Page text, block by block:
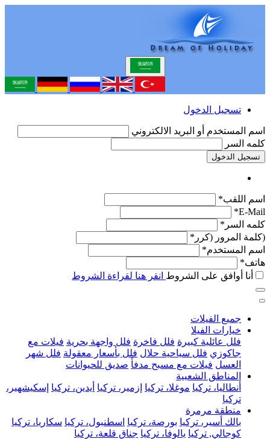
تسجيل الدخول
اسم المستخدم أو البريد الالكتروني
كلمه السر
تسجيل الدخول
اسم اللقب*
E-Mail*
كلمه السر*
(كلمة المرور (كرر*
اسم المستخدم*
هاتف*
أنا أوافق على الشروط انقر هنا لقراءة الشروط
جميع الفيلات
خيارات الفيلا
فلل عائلية كبيرة فلل فاخرة فلل واجهة بحرية فيلات مع
جاكوزي فلل سياحية حلال فلل بأسعار معقولة فلل شهر
العسل فيلات مع مسبح مدفأ صديق للحيوانات
المناطق الشعبية
أنطاليا، تركيا موغلا، تركيا إزمير، تركيا أيدين، تركيا إسكيشهير،
تركيا
منطقة مرمرة
بالك أسير، تركيا بورصة، تركيا اسطنبول، تركيا سكاريا، تركيا
كوجالي, تركيا يالوفا، تركيا جناق قلعة، تركيا